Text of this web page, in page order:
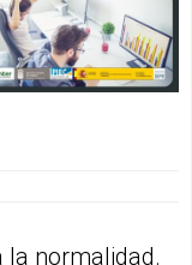
la normalidad.